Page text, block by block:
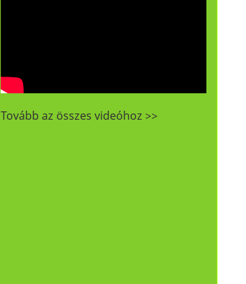
Tovább az összes videóhoz >>